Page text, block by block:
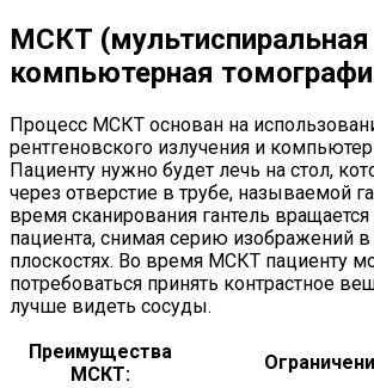
МСКТ (мультиспиральная
компьютерная
Процесс МСКТ основан на
рентгеновского излучения и
Пациенту нужно будет лечь на стол,
через отверстие в трубе, называемой
время сканирования гантель вращается
пациента, снимая серию изображений
плоскостях. Во время МСКТ пациенту
потребоваться принять контрастное
лучше видеть сосуды.
Преимущества
МСКТ: